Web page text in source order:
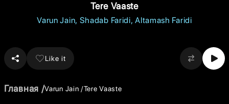
Tere Vaaste
Varun Jain Shadab Faridi Altamash Faridi
Like it
Главная Varun Jain Tere Vaaste